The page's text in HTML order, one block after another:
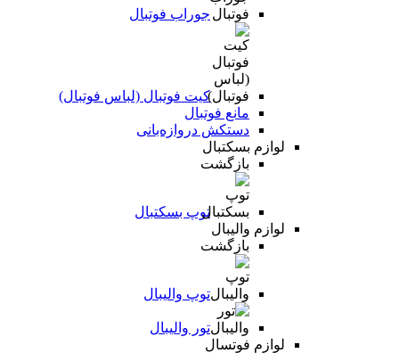
جوراب فوتبال
کیت فوتبال (لباس فوتبال)
مانع فوتبال
دستکش دروازه‌بانی
لوازم بسکتبال
بازگشت
توپ بسکتبال
لوازم والیبال
بازگشت
توپ والیبال
تور والیبال
لوازم فوتسال